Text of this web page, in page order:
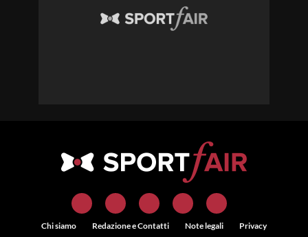
Chi siamo Redazione e Contatti Note legali Privacy